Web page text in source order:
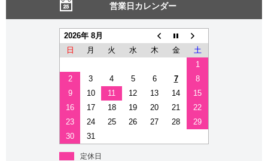
営業日カレンダー
2026年 8月
日
月 火 水 木 金
土
1
2
3 4 5 6 7
8
9
10 11 12 13 14
15
16
17 18 19 20 21
22
23
24 25 26 27 28
29
30
31
定休日